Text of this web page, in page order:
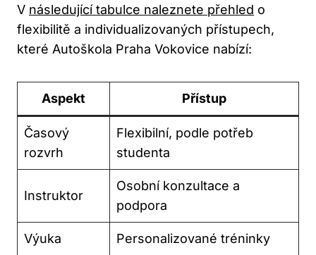
V následující tabulce naleznete přehled o
flexibilitě a individualizovaných přístupech,
které Autoškola Praha Vokovice nabízí:
Aspekt Přístup
Časový
rozvrh
Flexibilní, podle potřeb
studenta
Instruktor
Osobní konzultace a
podpora
Výuka Personalizované tréninky